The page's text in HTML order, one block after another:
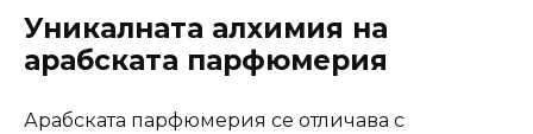
Уникалната алхимия на
арабската парфюмерия
Арабската парфюмерия се отличава с